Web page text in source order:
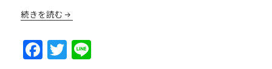
続きを読む
F T